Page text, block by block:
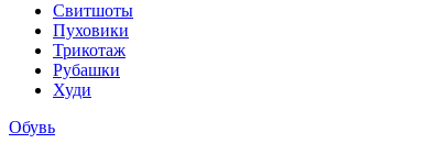
Свитшоты
Пуховики
Трикотаж
Рубашки
Худи
Обувь